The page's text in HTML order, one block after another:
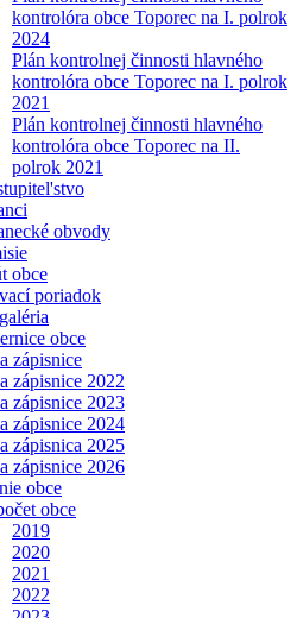
kontrolóra obce Toporec na I. polrok
2024
Plán kontrolnej činnosti hlavného
kontrolóra obce Toporec na I. polrok
2021
Plán kontrolnej činnosti hlavného
kontrolóra obce Toporec na II.
polrok 2021
obvody
obce
poriadok
obce
zápisnice
zápisnice 2022
zápisnice 2023
zápisnice 2024
zápisnica 2025
zápisnice 2026
obce
obce
2019
2020
2021
2022